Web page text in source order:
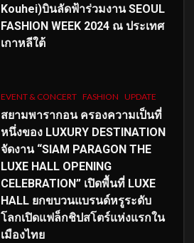
Kouhei)บินลัดฟ้าร่วมงาน SEOUL
FASHION WEEK 2024 ณ ประเทศ
เกาหลีใต้
EVENT & CONCERT FASHION UPDATE
สยามพารากอน ครองความเป็นที่
หนึ่งของ LUXURY DESTINATION
จัดงาน “SIAM PARAGON THE
LUXE HALL OPENING
CELEBRATION” เปิดพื้นที่ LUXE
HALL ยกขบวนแบรนด์หรูระดับ
โลกเปิดแฟล็กชิปสโตร์แห่งแรกใน
เมืองไทย